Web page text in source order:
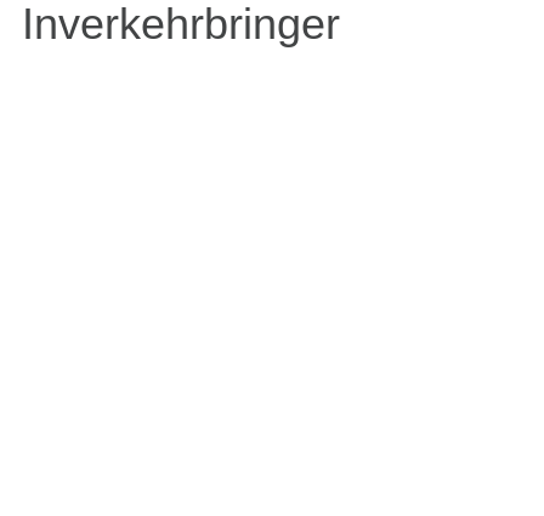
Inverkehrbringer